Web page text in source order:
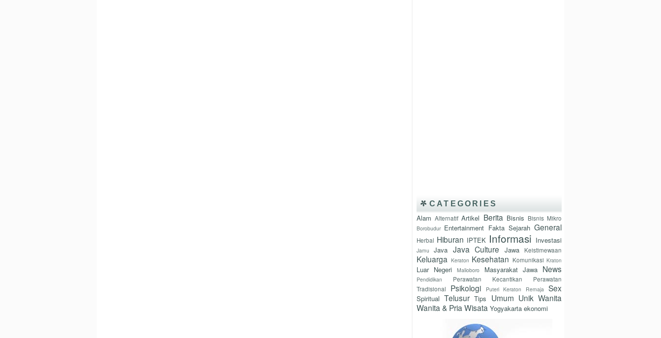
CATEGORIES
Alam Alternatif Artikel Berita Bisnis Bisnis Mikro
Borobudur Entertainment Fakta Sejarah General
Herbal Hiburan IPTEK Informasi Investasi
Jamu Java Java Culture Jawa Keistimewaan
Keluarga Keraton Kesehatan Komunikasi Kraton
Luar Negeri Malioboro Masyarakat Jawa News
Pendidikan Perawatan Kecantikan
Perawatan
Tradisional
Psikologi Puteri Keraton Remaja Sex
Spiritual Telusur Tips Umum Unik Wanita
Wanita & Pria Wisata Yogyakarta ekonomi